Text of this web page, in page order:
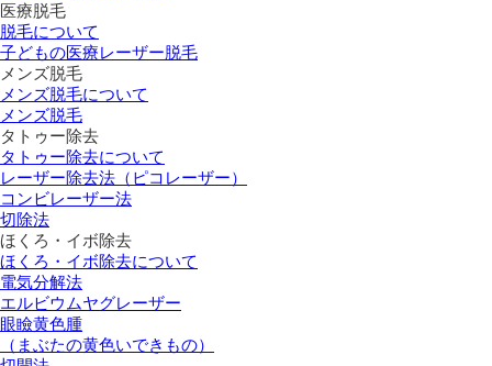
医療脱毛
脱毛について
子どもの医療レーザー脱毛
メンズ脱毛
メンズ脱毛について
メンズ脱毛
タトゥー除去
タトゥー除去について
レーザー除去法（ピコレーザー）
コンビレーザー法
切除法
ほくろ・イボ除去
ほくろ・イボ除去について
電気分解法
エルビウムヤグレーザー
眼瞼黄色腫
（まぶたの黄色いできもの）